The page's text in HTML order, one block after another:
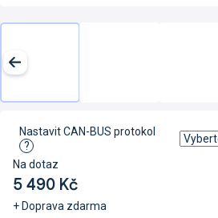
5 490 Kč
+ Doprava zdarma
Na dotaz
Nastavit CAN-BUS protokol
?